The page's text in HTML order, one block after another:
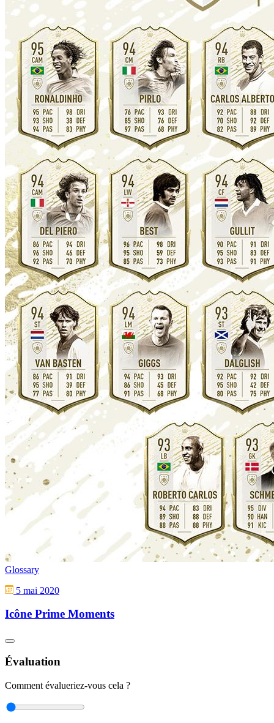
Glossary
5 mai 2020
Icône Prime Moments
Évaluation
Comment évalueriez-vous cela ?